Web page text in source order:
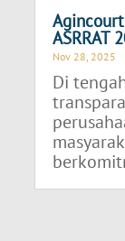
Agincourt
ASRRAT
Nov 28, 2025
Di